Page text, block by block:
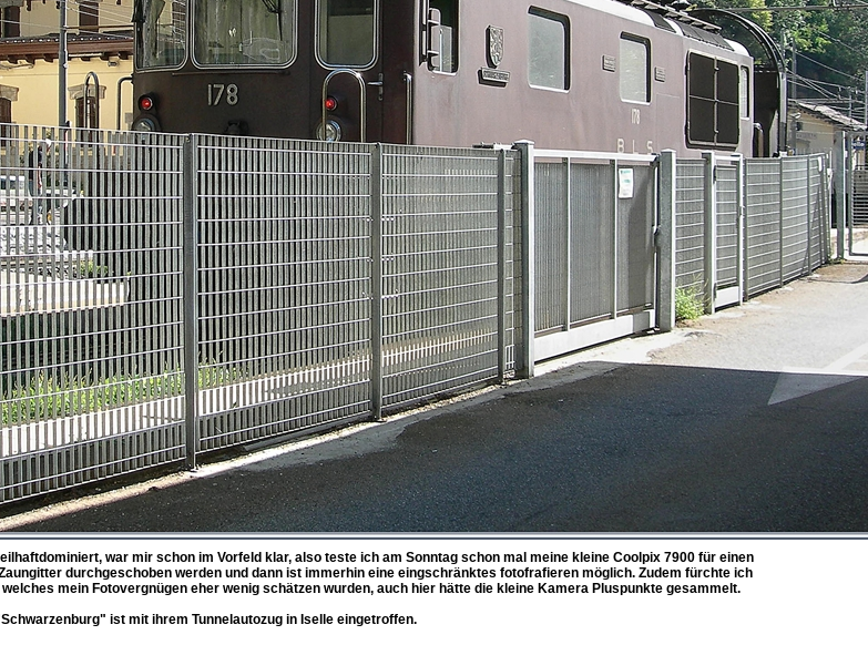
war mir schon im Vorfeld klar, also teste ich am Sonntag schon mal meine kleine Coolpix 7900 für einen
durchgeschoben werden und dann ist immerhin eine eingschränktes fotofrafieren möglich. Zudem fürchte ich
mein Fotovergnügen eher wenig schätzen wurden, auch hier hätte die kleine Kamera Pluspunkte gesammelt.
ist mit ihrem Tunnelautozug in Iselle eingetroffen.